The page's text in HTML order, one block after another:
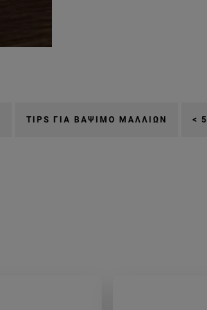
TIPS ΓΙΑ ΒΆΨΙΜΟ ΜΑΛΛΙΏΝ <